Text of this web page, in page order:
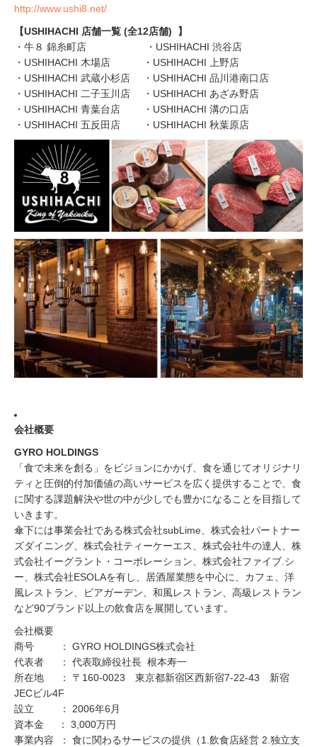
http://www.ushi8.net/
【USHIHACHI 店舗一覧 (全12店舗) 】
・牛８ 錦糸町店 ・USHIHACHI 渋谷店
・USHIHACHI 木場店 ・USHIHACHI 上野店
・USHIHACHI 武蔵小杉店 ・USHIHACHI 品川港南口店
・USHIHACHI 二子玉川店 ・USHIHACHI あざみ野店
・USHIHACHI 青葉台店 ・USHIHACHI 溝の口店
・USHIHACHI 五反田店 ・USHIHACHI 秋葉原店
会社概要
GYRO HOLDINGS
「食で未来を創る」をビジョンにかかげ、食を通じてオリジナリ
ティと圧倒的付加価値の高いサービスを広く提供することで、食
に関する課題解決や世の中が少しでも豊かになることを目指して
いきます。
傘下には事業会社である株式会社subLime、株式会社パートナー
ズダイニング、株式会社ティーケーエス、株式会社牛の達人、株
式会社イーグラント・コーポレーション、株式会社ファイブ.シ
ー、株式会社ESOLAを有し、居酒屋業態を中心に、カフェ、洋
風レストラン、ビアガーデン、和風レストラン、高級レストラン
など90ブランド以上の飲食店を展開しています。
会社概要
商号 ： GYRO HOLDINGS株式会社
代表者 ： 代表取締役社長 根本寿一
所在地 ： 〒160-0023 東京都新宿区西新宿7-22-43 新宿
JECビル4F
設立 ： 2006年6月
資本金 ： 3,000万円
事業内容 ： 食に関わるサービスの提供（1.飲食店経営 2.独立支